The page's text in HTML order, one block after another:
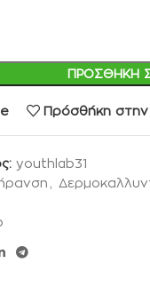
ΠΡΟΣΘΉΚΗ
Πρόσθήκη στην
youthlab31
,